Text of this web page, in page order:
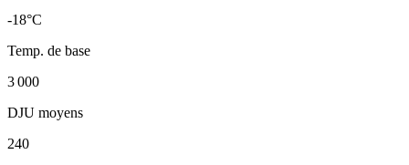
-18°C
Temp. de base
3 000
DJU moyens
240